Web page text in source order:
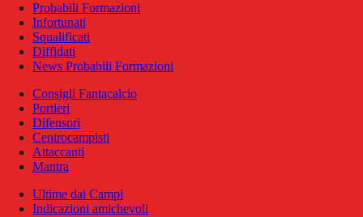
Probabili Formazioni
Infortunati
Squalificati
Diffidati
News Probabili Formazioni
Consigli Fantacalcio
Portieri
Difensori
Centrocampisti
Attaccanti
Mantra
Ultime dai Campi
Indicazioni amichevoli